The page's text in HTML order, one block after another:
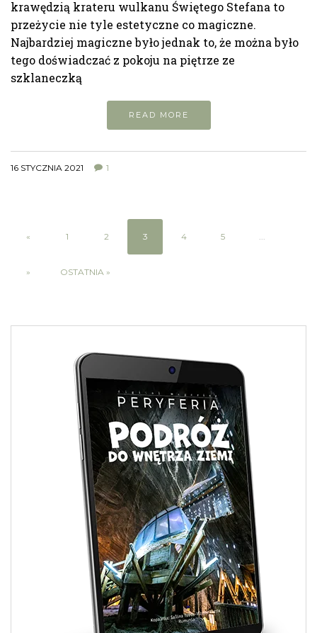
krawędzią krateru wulkanu Świętego Stefana to
przeżycie nie tyle estetyczne co magiczne.
Najbardziej magiczne było jednak to, że można było
tego doświadczać z pokoju na piętrze ze
szklaneczką
READ MORE
16 STYCZNIA 2021 1
« 1 2 3 4 5 ...
» OSTATNIA »